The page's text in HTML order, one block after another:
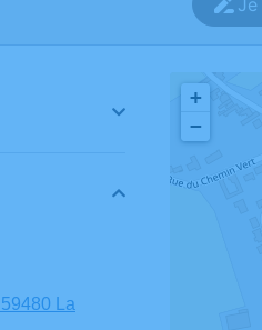
La
+
−